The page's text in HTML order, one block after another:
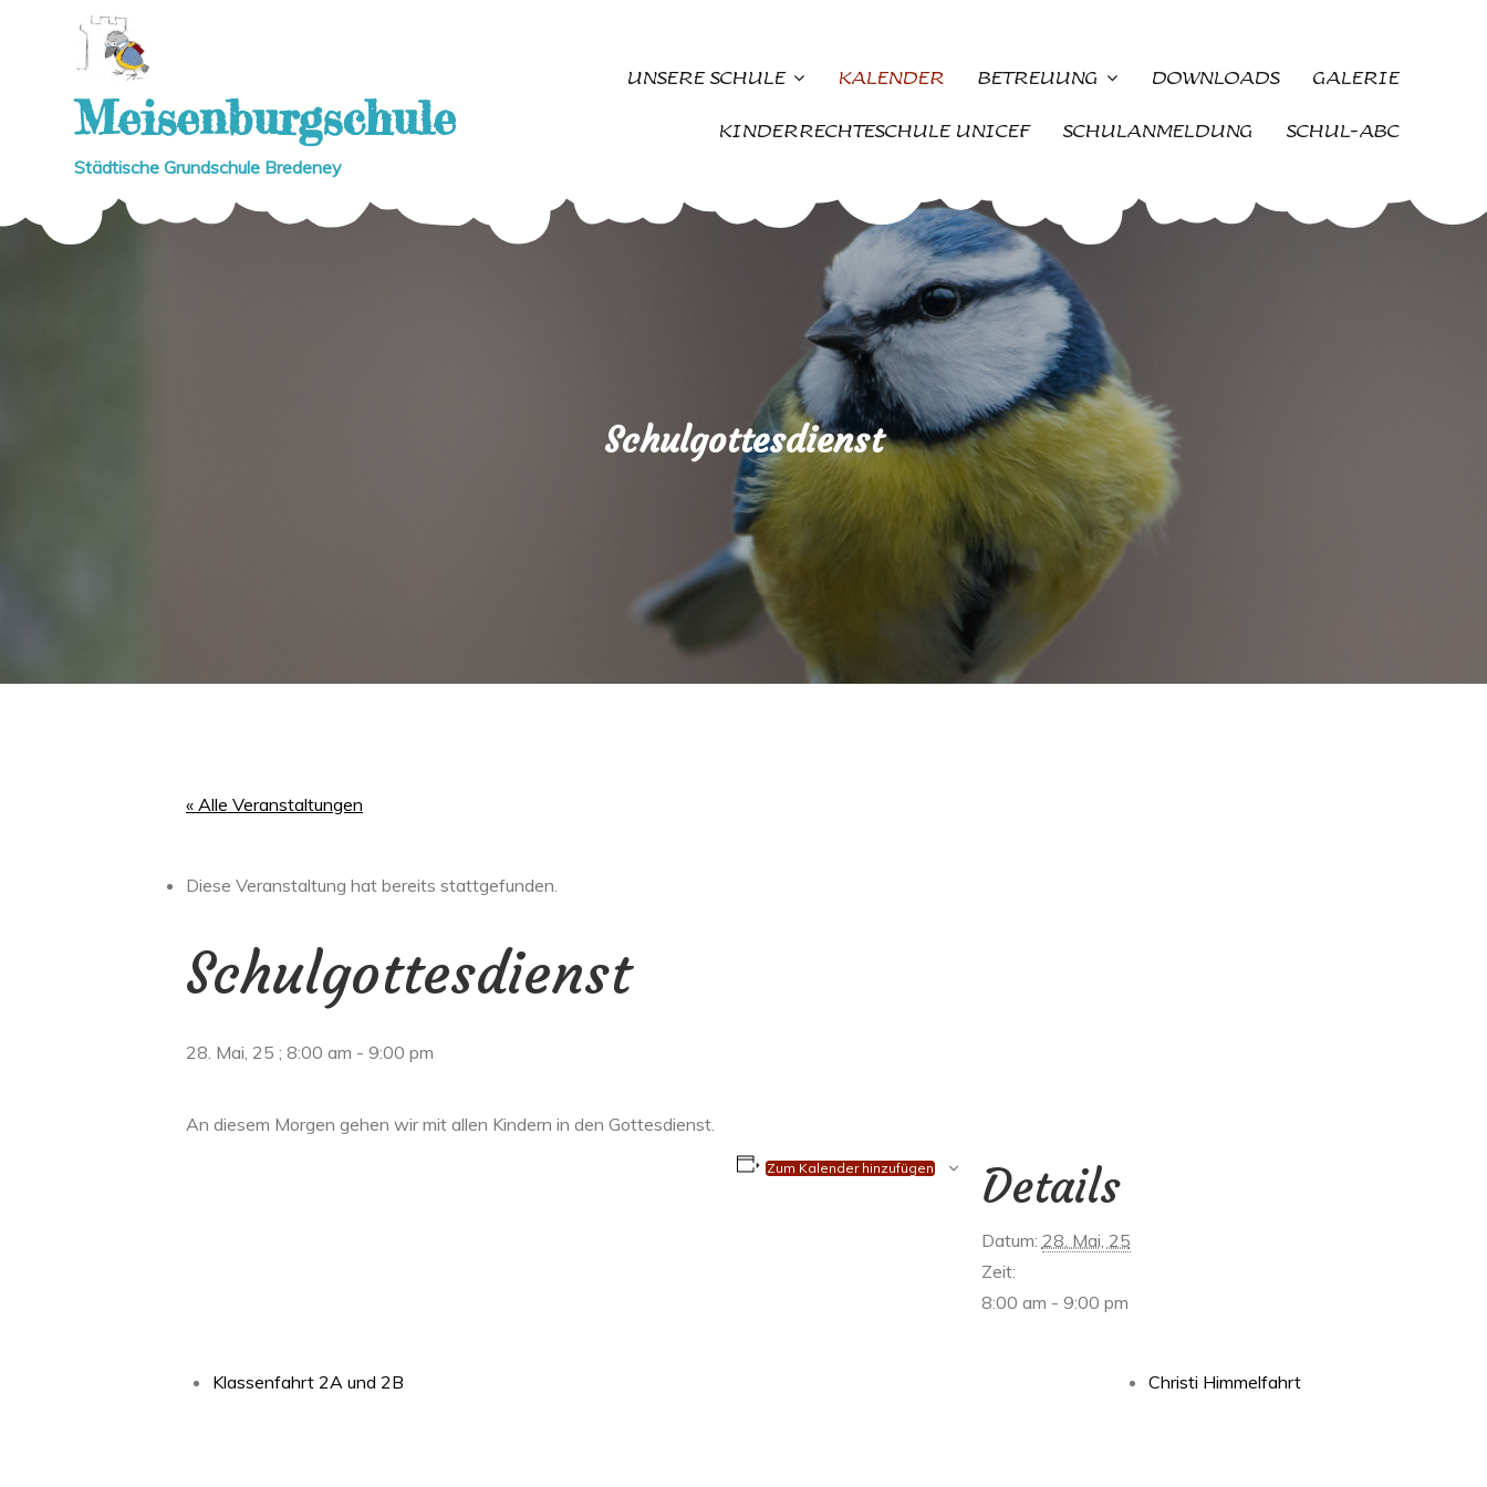
Meisenburgschule
Städtische Grundschule Bredeney
UNSERE SCHULE KALENDER BETREUUNG DOWNLOADS GALERIE
KINDERRECHTESCHULE UNICEF SCHULANMELDUNG SCHUL-ABC
Schulgottesdienst
« Alle Veranstaltungen
Diese Veranstaltung hat bereits stattgefunden.
Schulgottesdienst
28. Mai, 25 ; 8:00 am - 9:00 pm
An diesem Morgen gehen wir mit allen Kindern in den Gottesdienst.
Zum Kalender hinzufügen Details
Datum: 28. Mai, 25
Zeit:
8:00 am - 9:00 pm
Klassenfahrt 2A und 2B Christi Himmelfahrt